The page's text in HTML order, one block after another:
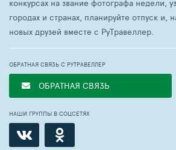
конкурсах на звание фотографа недели,
городах и странах, планируйте отпуск и,
новых друзей вместе с РуТравеллер.
ОБРАТНАЯ СВЯЗЬ С РУТРАВЕЛЛЕР
ОБРАТНАЯ СВЯЗЬ
НАШИ ГРУППЫ В СОЦСЕТЯХ